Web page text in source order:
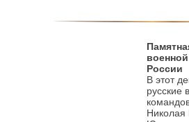
России
В этот
русские
Николая